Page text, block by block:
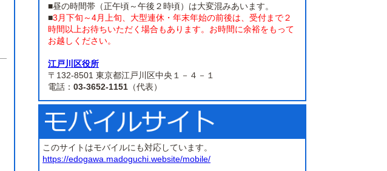
■昼の時間帯（正午頃～午後２時頃）は大変混みあいます。
■3月下旬～4月上旬、大型連休・年末年始の前後は、受付まで２
時間以上お待ちいただく場合もあります。お時間に余裕をもって
お越しください。
江戸川区役所
〒132-8501 東京都江戸川区中央１－４－１
電話： 03-3652-1151 （代表）
このサイトはモバイルにも対応しています。
https://edogawa.madoguchi.website/mobile/